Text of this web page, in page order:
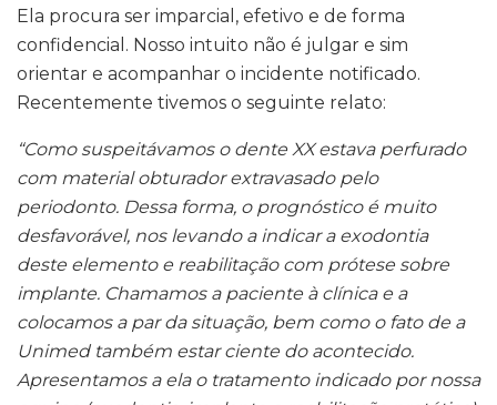
Ela procura ser imparcial, efetivo e de forma
confidencial. Nosso intuito não é julgar e sim
orientar e acompanhar o incidente notificado.
Recentemente tivemos o seguinte relato:
“Como suspeitávamos o dente XX estava perfurado
com material obturador extravasado pelo
periodonto. Dessa forma, o prognóstico é muito
desfavorável, nos levando a indicar a exodontia
deste elemento e reabilitação com prótese sobre
implante. Chamamos a paciente à clínica e a
colocamos a par da situação, bem como o fato de a
Unimed também estar ciente do acontecido.
Apresentamos a ela o tratamento indicado por nossa